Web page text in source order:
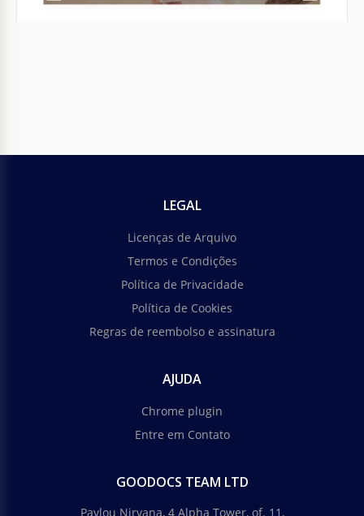
Save the Date é um presente de calendário
Pacote de dados elegante Salvar a data
Este versátil modelo de postais elegantes de
"Guardar a Data" pode ser usado para várias
LEGAL
Licenças de Arquivo
Termos e Condições
Política de Privacidade
Política de Cookies
Regras de reembolso e assinatura
AJUDA
Chrome plugin
Entre em Contato
GOODOCS TEAM LTD
Pavlou Nirvana, 4 Alpha Tower, of. 11,